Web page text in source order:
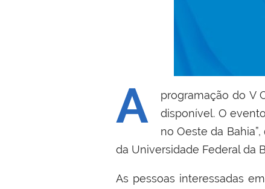
A
programação do V
disponível. O
no Oeste da
da Universidade Federal da
As pessoas interessadas